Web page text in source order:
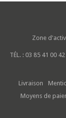
Zone
TÉL. : 03 85 41 00
Livraison
Moyens de